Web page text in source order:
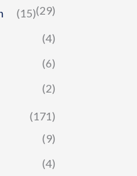
(29)
(15)
(4)
(6)
(2)
(171)
(9)
(4)